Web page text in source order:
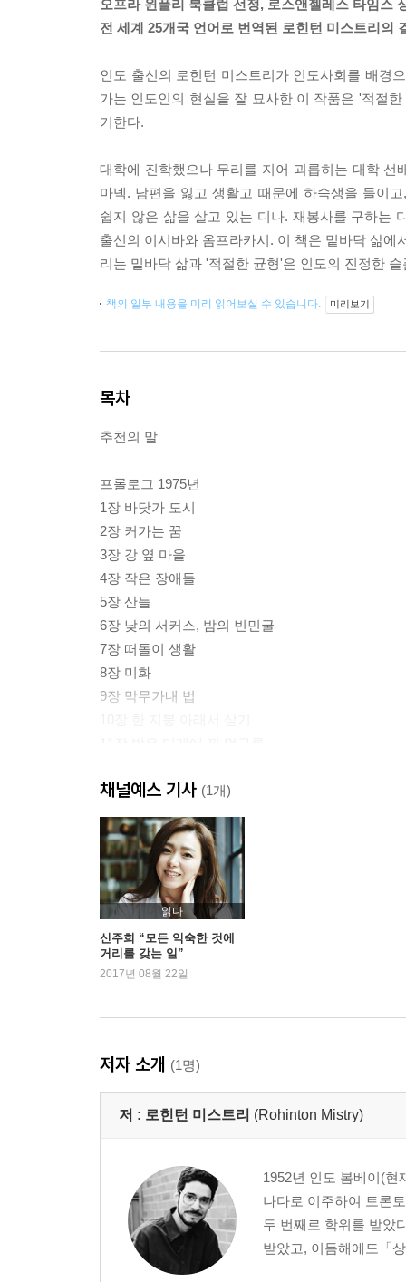
오프라 윈플리 북클럽 선정, 로스앤젤레스 타임스
전 세계 25개국 언어로 번역된 로힌턴 미스트리의
인도 출신의 로힌턴 미스트리가 인도사회를 배경
가는 인도인의 현실을 잘 묘사한 이 작품은 '적절
기한다.
대학에 진학했으나 무리를 지어 괴롭히는 대학
마넥. 남편을 잃고 생활고 때문에 하숙생을 들이
쉽지 않은 삶을 살고 있는 디나. 재봉사를 구하는
출신의 이시바와 옴프라카시. 이 책은 밑바닥 삶
리는 밑바닥 삶과 '적절한 균형'은 인도의 진정한
책의 일부 내용을 미리 읽어보실 수 있습니다. 미리보기
목차
추천의 말
프롤로그 1975년
1장 바닷가 도시
2장 커가는 꿈
3장 강 옆 마을
4장 작은 장애들
5장 산들
6장 낮의 서커스, 밤의 빈민굴
7장 떠돌이 생활
8장 미화
9장 막무가내 법
11장 밝은 미래에 낀 먹구름
13장 결혼, 기생충, 수도승
14장 다시 찾아온 고독
15장 가족계획
16장 다시 처음으로
에필로그 1984년
옮긴이의 말
채널예스 기사 (1개)
읽다
신주희 “모든 익숙한 것에
거리를 갖는 일”
2017년 08월 22일
저자 소개 (1명)
저 : 로힌턴 미스트리 (Rohinton Mistry)
1952년 인도 봄베이(현
나다로 이주하여 토론
두 번째로 학위를 받았
받았고, 이듬해에도「